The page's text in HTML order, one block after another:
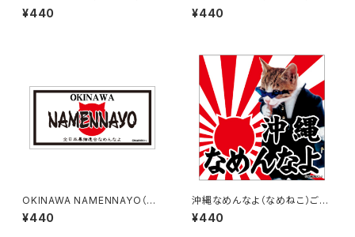
地ステッカー B-3
¥440
地ステッカー B-4
¥440
OKINAWA NAMENNAYO（な
めねこ）ご当地ステッカー B-5
¥440
沖縄なめんなよ（なめねこ）ご当
地ステッカー A-18
¥440